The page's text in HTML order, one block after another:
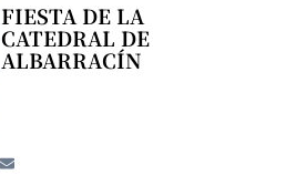
FIESTA DE LA
CATEDRAL DE
ALBARRACÍN